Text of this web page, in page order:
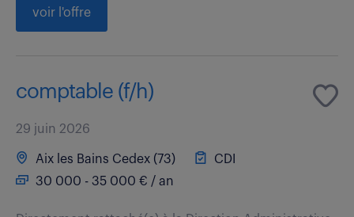
voir l'offre
comptable (f/h)
29 juin 2026
Aix les Bains Cedex (73)
CDI
30 000 - 35 000 € / an